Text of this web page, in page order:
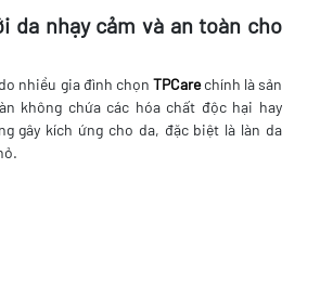
da nhạy cảm và an toàn cho
nhiều gia đình chọn TPCarechính là sản
không chứa các hóa chất độc hại hay
gây kích ứng cho da, đặc biệt là làn da